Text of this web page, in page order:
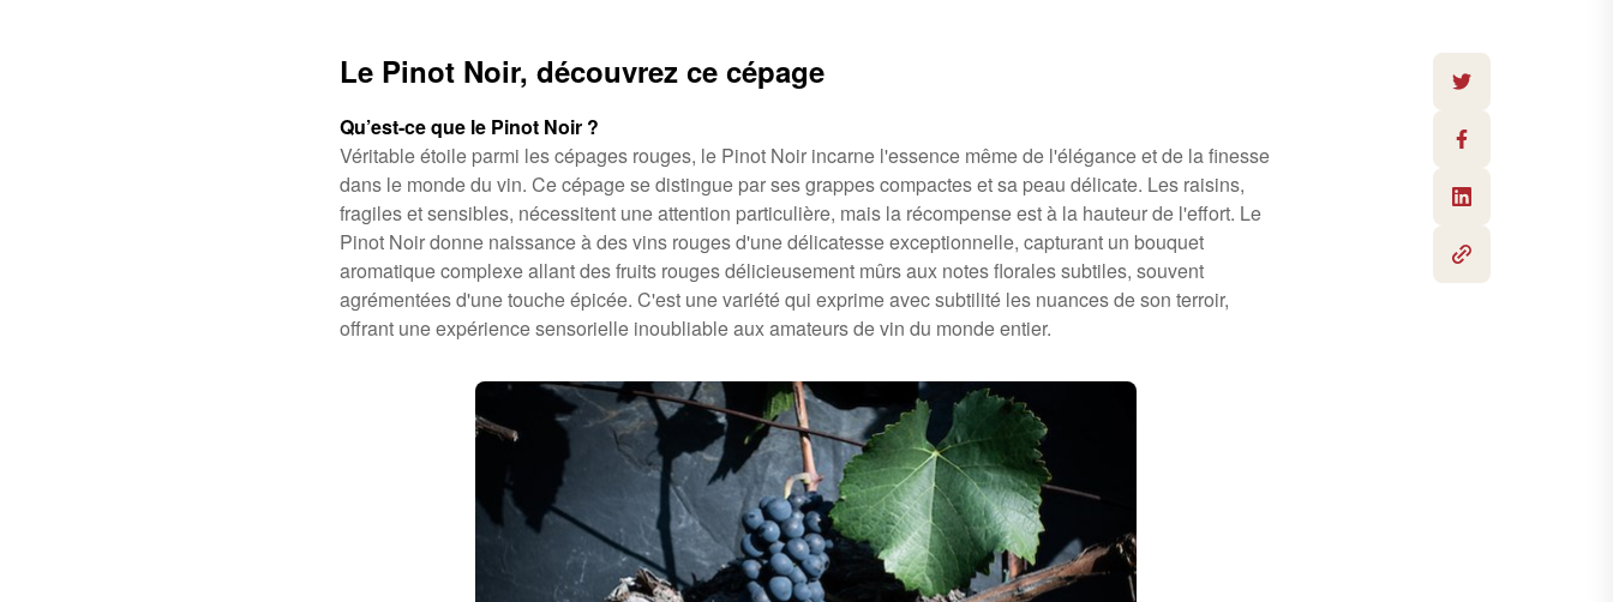
Le Pinot Noir, découvrez ce cépage
Qu’est-ce que le Pinot Noir ?
Véritable étoile parmi les cépages rouges, le Pinot Noir incarne l'essence même de l'élégance et de la finesse
dans le monde du vin. Ce cépage se distingue par ses grappes compactes et sa peau délicate. Les raisins,
fragiles et sensibles, nécessitent une attention particulière, mais la récompense est à la hauteur de l'effort. Le
Pinot Noir donne naissance à des vins rouges d'une délicatesse exceptionnelle, capturant un bouquet
aromatique complexe allant des fruits rouges délicieusement mûrs aux notes florales subtiles, souvent
agrémentées d'une touche épicée. C'est une variété qui exprime avec subtilité les nuances de son terroir,
offrant une expérience sensorielle inoubliable aux amateurs de vin du monde entier.